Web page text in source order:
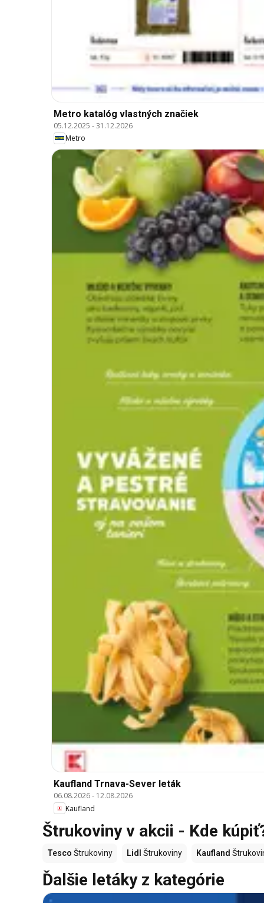
Metro katalóg vlastných značiek
05.12.2025 -31.12.2026
Metro
Kaufland Trnava-Sever leták
06.08.2026- 12.08.2026
Kaufland
Štrukoviny v akcii - Kde
Tesco Štrukoviny Lidl Štrukoviny Kaufland
Ďalšie letáky z kategórie